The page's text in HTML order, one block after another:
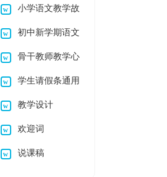
第七单元作文四篇
小学语文教学故
事丢羊风波
初中新学期语文
教学工作计划
骨干教师教学心
得体会学生请假条通用
15篇教学设计
欢迎词
说课稿